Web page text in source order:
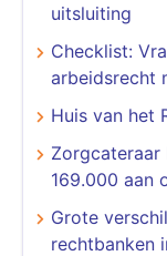
uitsluiting
Checklist:
arbeidsrecht
Huis van het
169.000 aan
Grote
rechtbanken